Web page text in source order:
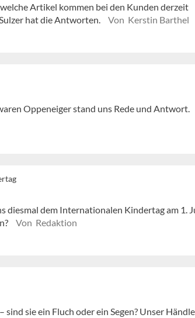
Artikel kommen bei den Kunden derzeit
hat die Antworten.
Von Kerstin Barthel
Oppeneiger stand uns Rede und Antwort.
diesmal dem Internationalen Kindertag am 1.
Von Redaktion
sie ein Fluch oder ein Segen? Unser